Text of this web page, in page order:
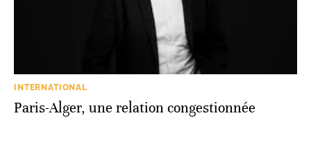
INTERNATIONAL
Paris-Alger, une relation congestionnée